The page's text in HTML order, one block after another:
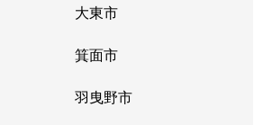
大東市
箕面市
羽曳野市